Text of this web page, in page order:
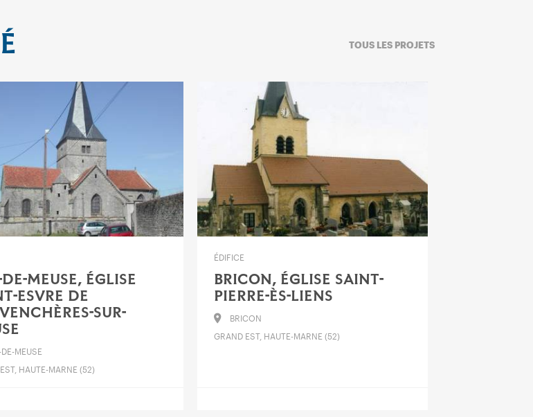
TOUS LES PROJETS
MEUSE, ÉGLISE
ESVRE DE
SUR-
DE-MEUSE
HAUTE-MARNE (52)
ÉDIFICE
BRICON, ÉGLISE SAINT-
PIERRE-ÈS-LIENS
BRICON
GRAND EST, HAUTE-MARNE (52)